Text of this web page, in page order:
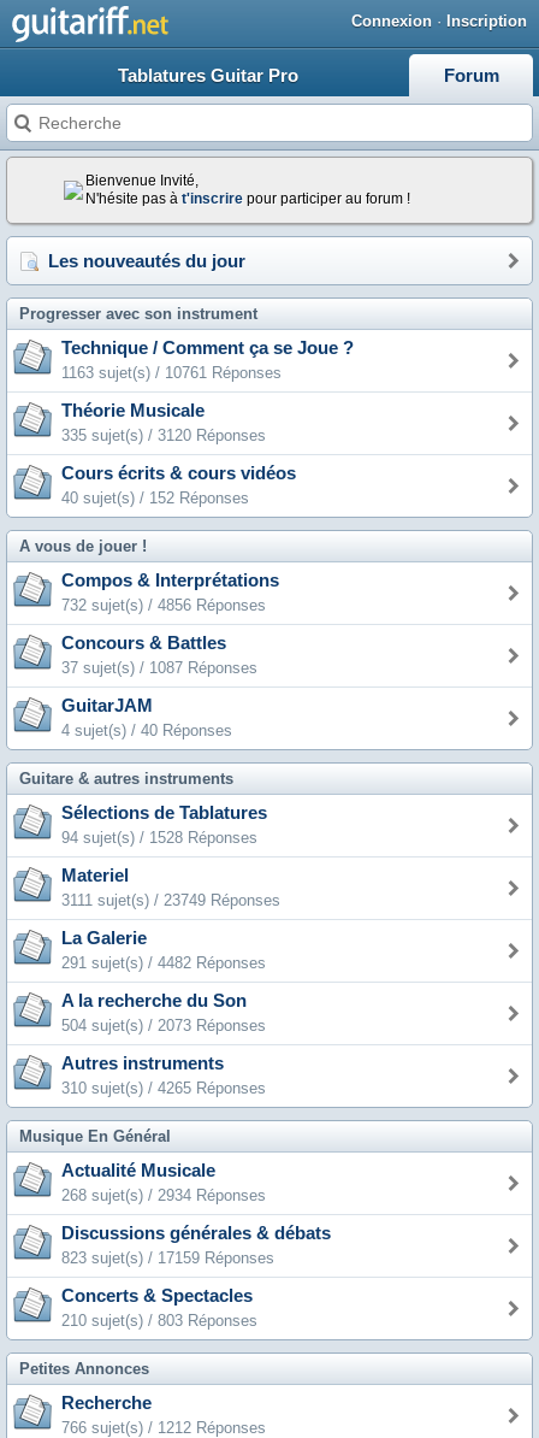
Connexion · Inscription
Tablatures Guitar Pro Forum
Bienvenue Invité,
N'hésite pas à t'inscrire pour participer au forum !
Les nouveautés du jour
Progresser avec son instrument
Technique / Comment ça se Joue ?
1163 sujet(s) / 10761 Réponses
Théorie Musicale
335 sujet(s) / 3120 Réponses
Cours écrits & cours vidéos
40 sujet(s) / 152 Réponses
A vous de jouer !
Compos & Interprétations
732 sujet(s) / 4856 Réponses
Concours & Battles
37 sujet(s) / 1087 Réponses
GuitarJAM
4 sujet(s) / 40 Réponses
Guitare & autres instruments
Sélections de Tablatures
94 sujet(s) / 1528 Réponses
Materiel
3111 sujet(s) / 23749 Réponses
La Galerie
291 sujet(s) / 4482 Réponses
A la recherche du Son
504 sujet(s) / 2073 Réponses
Autres instruments
310 sujet(s) / 4265 Réponses
Musique En Général
Actualité Musicale
268 sujet(s) / 2934 Réponses
Discussions générales & débats
823 sujet(s) / 17159 Réponses
Concerts & Spectacles
210 sujet(s) / 803 Réponses
Petites Annonces
Recherche
766 sujet(s) / 1212 Réponses